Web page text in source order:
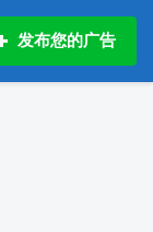
发布您的广告